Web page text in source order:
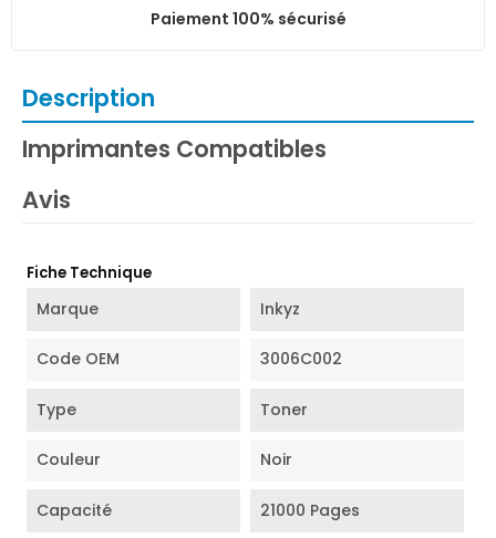
Paiement 100% sécurisé
Description
Imprimantes Compatibles
Avis
Fiche Technique
Marque Inkyz
Code OEM 3006C002
Type Toner
Couleur Noir
Capacité 21000 Pages